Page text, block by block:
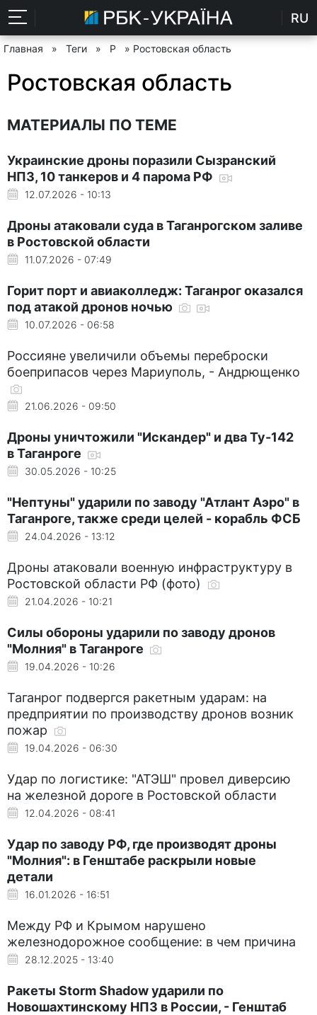
RU
Главная » Теги » Р » Ростовская область
Ростовская область
МАТЕРИАЛЫ ПО ТЕМЕ
Украинские дроны поразили Сызранский
НПЗ, 10 танкеров и 4 парома РФ
12.07.2026 - 10:13
Дроны атаковали суда в Таганрогском заливе
в Ростовской области
11.07.2026 - 07:49
Горит порт и авиаколледж: Таганрог оказался
под атакой дронов ночью
10.07.2026 - 06:58
Россияне увеличили объемы переброски
боеприпасов через Мариуполь, - Андрющенко
21.06.2026 - 09:50
Дроны уничтожили "Искандер" и два Ту-142
в Таганроге
30.05.2026 - 10:25
"Нептуны" ударили по заводу "Атлант Аэро" в
Таганроге, также среди целей - корабль ФСБ
24.04.2026 - 13:12
Дроны атаковали военную инфраструктуру в
Ростовской области РФ (фото)
21.04.2026 - 10:21
Силы обороны ударили по заводу дронов
"Молния" в Таганроге
19.04.2026 - 10:26
Таганрог подвергся ракетным ударам: на
предприятии по производству дронов возник
пожар
19.04.2026 - 06:30
Удар по логистике: "АТЭШ" провел диверсию
на железной дороге в Ростовской области
12.04.2026 - 08:41
Удар по заводу РФ, где производят дроны
"Молния": в Генштабе раскрыли новые
детали
16.01.2026 - 16:51
Между РФ и Крымом нарушено
железнодорожное сообщение: в чем причина
28.12.2025 - 13:40
Ракеты Storm Shadow ударили по
Новошахтинскому НПЗ в России, - Генштаб